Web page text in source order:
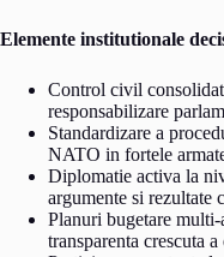
Elemente institutionale
Control civil consolidat
responsabilizare
Standardizare a
NATO in fortele
Diplomatie activa la
argumente si rezultate
Planuri bugetare multi-
transparenta crescuta